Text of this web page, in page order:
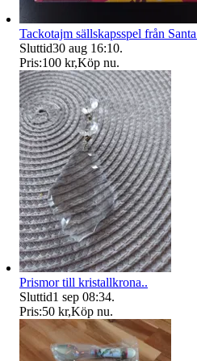
Tackotajm sällskapsspel från
Sluttid30 aug 16:10.
Pris:100 kr,Köp nu.
Prismor till kristallkrona..
Sluttid1 sep 08:34.
Pris:50 kr,Köp nu.